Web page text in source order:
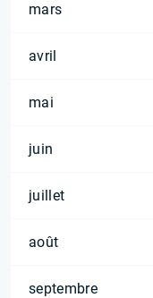
mars
avril
mai
juin
juillet
août
septembre